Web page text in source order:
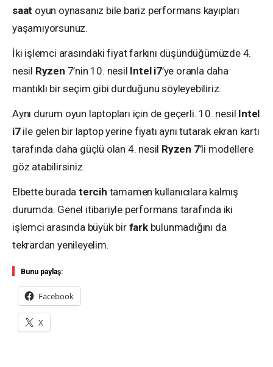
saat oyun oynasanız bile bariz performans kayıpları
yaşamıyorsunuz.
İki işlemci arasındaki fiyat farkını düşündüğümüzde 4.
nesil Ryzen 7’nin 10. nesil Intel i7’ye oranla daha
mantıklı bir seçim gibi durduğunu söyleyebiliriz.
Aynı durum oyun laptopları için de geçerli. 10. nesil Intel
i7ile gelen bir laptop yerine fiyatı aynı tutarak ekran kartı
tarafında daha güçlü olan 4. nesil Ryzen 7’li modellere
göz atabilirsiniz.
Elbette burada tercih tamamen kullanıcılara kalmış
durumda. Genel itibariyle performans tarafında iki
işlemci arasında büyük bir farkbulunmadığını da
tekrardan yenileyelim.
Bunu paylaş:
Facebook
X